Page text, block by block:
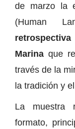
de marzo la
(Human
Marina que
través de la
la tradición y
La muestra
formato,